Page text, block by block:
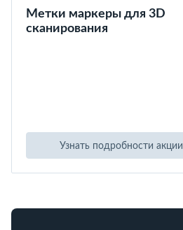
Метки маркеры для 3D
сканирования
Узнать подробности акции